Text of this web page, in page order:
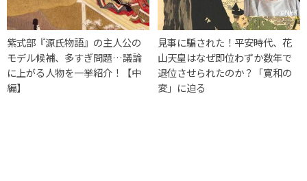
紫式部『源氏物語』の主人公の
モデル候補、多すぎ問題…議論
に上がる人物を一挙紹介！【中
編】
見事に騙された！平安時代、花
山天皇はなぜ即位わずか数年で
退位させられたのか？「寛和の
変」に迫る